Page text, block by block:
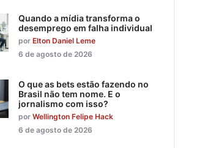
Quando a mídia transforma o
desemprego em falha individual
por Elton Daniel Leme
6 de agosto de 2026
O que as bets estão fazendo no
Brasil não tem nome. E o
jornalismo com isso?
por Wellington Felipe Hack
6 de agosto de 2026